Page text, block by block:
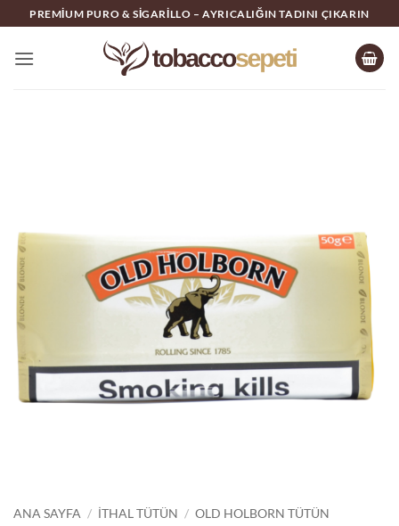
İçeriğe
atla
PREMIUM PURO & SIGARILLO – AYRICALIĞIN TADINI ÇIKARIN
ANA SAYFA / İTHAL TÜTÜN / OLD HOLBORN TÜTÜN